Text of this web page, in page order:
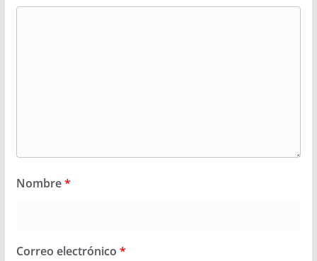
Nombre*
Correo electrónico *